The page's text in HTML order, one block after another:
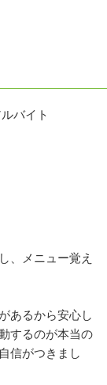
バイト
、メニュー覚え
あるから安心し
するのが本当の
信がつきまし